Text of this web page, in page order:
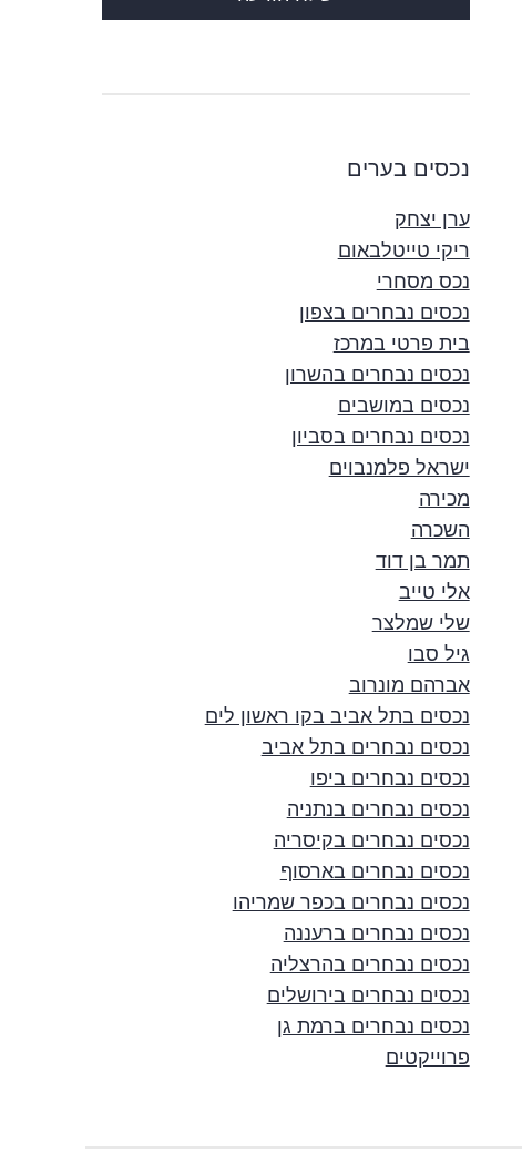
נכסים בערים
ערן יצחק
ריקי טייטלבאום
נכס מסחרי
נכסים נבחרים בצפון
בית פרטי במרכז
נכסים נבחרים בהשרון
נכסים במושבים
נכסים נבחרים בסביון
ישראל פלמנבוים
מכירה
השכרה
תמר בן דוד
אלי טייב
שלי שמלצר
גיל סבו
אברהם מונרוב
נכסים בתל אביב בקו ראשון לים
נכסים נבחרים בתל אביב
נכסים נבחרים ביפו
נכסים נבחרים בנתניה
נכסים נבחרים בקיסריה
נכסים נבחרים בארסוף
נכסים נבחרים בכפר שמריהו
נכסים נבחרים ברעננה
נכסים נבחרים בהרצליה
נכסים נבחרים בירושלים
נכסים נבחרים ברמת גן
פרוייקטים